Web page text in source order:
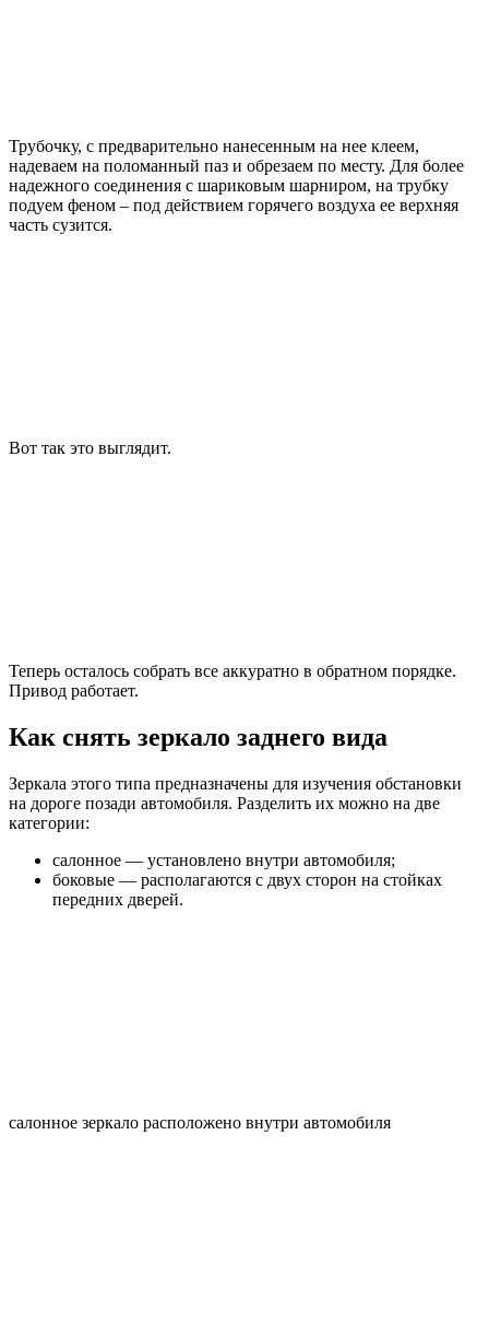
Трубочку, с предварительно нанесенным на нее клеем,
надеваем на поломанный паз и обрезаем по месту. Для более
надежного соединения с шариковым шарниром, на трубку
подуем феном – под действием горячего воздуха ее верхняя
часть сузится.
Вот так это выглядит.
Теперь осталось собрать все аккуратно в обратном порядке.
Привод работает.
Как снять зеркало заднего вида
Зеркала этого типа предназначены для изучения обстановки
на дороге позади автомобиля. Разделить их можно на две
категории:
салонное — установлено внутри автомобиля;
боковые — располагаются с двух сторон на стойках
передних дверей.
салонное зеркало расположено внутри автомобиля